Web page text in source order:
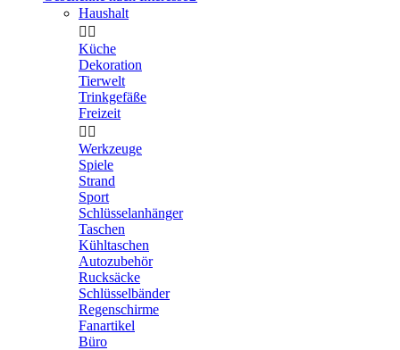
Haushalt
 
Küche
Dekoration
Tierwelt
Trinkgefäße
Freizeit
 
Werkzeuge
Spiele
Strand
Sport
Schlüsselanhänger
Taschen
Kühltaschen
Autozubehör
Rucksäcke
Schlüsselbänder
Regenschirme
Fanartikel
Büro